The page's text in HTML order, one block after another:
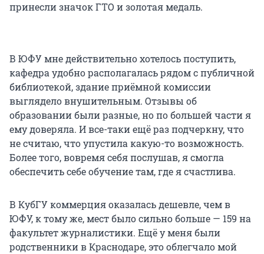
принесли значок ГТО и золотая медаль.
В ЮФУ мне действительно хотелось поступить,
кафедра удобно располагалась рядом с публичной
библиотекой, здание приёмной комиссии
выглядело внушительным. Отзывы об
образовании были разные, но по большей части я
ему доверяла. И все-таки ещё раз подчеркну, что
не считаю, что упустила какую-то возможность.
Более того, вовремя себя послушав, я смогла
обеспечить себе обучение там, где я счастлива.
В КубГУ коммерция оказалась дешевле, чем в
ЮФУ, к тому же, мест было сильно больше — 159 на
факультет журналистики. Ещё у меня были
родственники в Краснодаре, это облегчало мой